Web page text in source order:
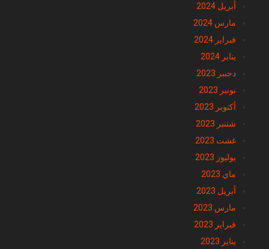
أبريل 2024
مارس 2024
فبراير 2024
يناير 2024
دجنبر 2023
نونبر 2023
أكتوبر 2023
شتنبر 2023
غشت 2023
يوليوز 2023
ماي 2023
أبريل 2023
مارس 2023
فبراير 2023
يناير 2023